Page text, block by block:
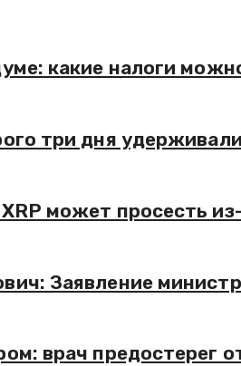
какие налоги
три дня
может просесть
Заявление
врач предостерег